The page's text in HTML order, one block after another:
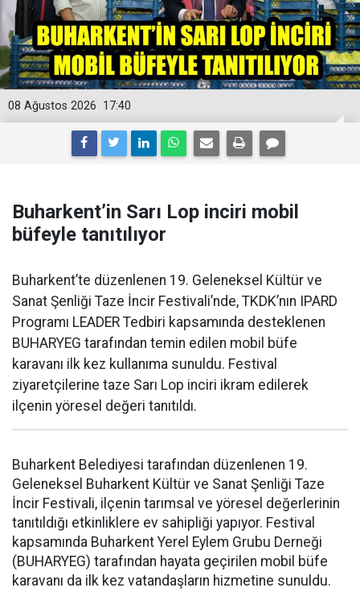
17:40
08 Ağustos 2026
Buharkent’in Sarı Lop inciri mobil
büfeyle tanıtılıyor
Buharkent’te düzenlenen 19. Geleneksel Kültür ve
Sanat Şenliği Taze İncir Festivali’nde, TKDK’nın IPARD
Programı LEADER Tedbiri kapsamında desteklenen
BUHARYEG tarafından temin edilen mobil büfe
karavanı ilk kez kullanıma sunuldu. Festival
ziyaretçilerine taze Sarı Lop inciri ikram edilerek
ilçenin yöresel değeri tanıtıldı.
Buharkent Belediyesi tarafından düzenlenen 19.
Geleneksel Buharkent Kültür ve Sanat Şenliği Taze
İncir Festivali, ilçenin tarımsal ve yöresel değerlerinin
tanıtıldığı etkinliklere ev sahipliği yapıyor. Festival
kapsamında Buharkent Yerel Eylem Grubu Derneği
(BUHARYEG) tarafından hayata geçirilen mobil büfe
karavanı da ilk kez vatandaşların hizmetine sunuldu.